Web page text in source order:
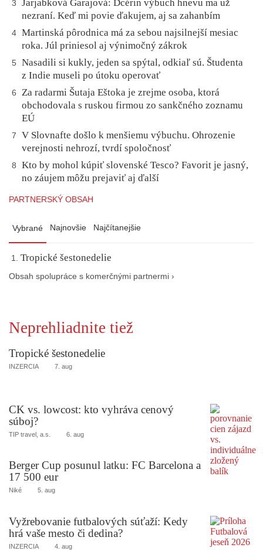
3
Jarjabková Garajová: Dcérin výbuch hnevu ma už
nezraní. Keď mi povie ďakujem, aj sa zahanbím
4 Martinská pôrodnica má za sebou najsilnejší mesiac
roka. Júl priniesol aj výnimočný zákrok
5
Nasadili si kukly, jeden sa spýtal, odkiaľ sú. Študenta
z Indie museli po útoku operovať
6
Za radarmi Šutaja Eštoka je zrejme osoba, ktorá
obchodovala s ruskou firmou zo sankčného zoznamu
EÚ
7
V Slovnafte došlo k menšiemu výbuchu. Ohrozenie
verejnosti nehrozí, tvrdí spoločnosť
8
Kto by mohol kúpiť slovenské Tesco? Favorit je jasný,
no záujem môžu prejaviť aj ďalší
PARTNERSKÝ OBSAH
Vybrané Najnovšie Najčítanejšie
Tropické šestonedelie
Obsah spolupráce s komerčnými partnermi ›
Neprehliadnite tiež
Tropické šestonedelie
INZERCIA 7. aug
CK vs. lowcost: kto vyhráva cenový
súboj?
TIP travel, a.s. 6. aug
Berger Cup posunul latku: FC Barcelona a
17 500 eur
Niké 5. aug
Vyžrebovanie futbalových súťaží: Kedy
hrá vaše mesto či dedina?
INZERCIA 4. aug